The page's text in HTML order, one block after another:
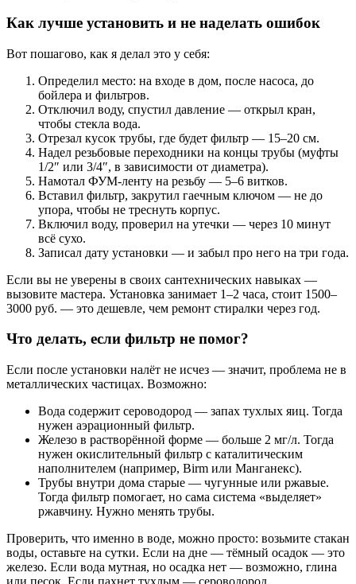
Как лучше установить и не наделать ошибок
Вот пошагово, как я делал это у себя:
Определил место: на входе в дом, после насоса, до
бойлера и фильтров.
Отключил воду, спустил давление — открыл кран,
чтобы стекла вода.
Отрезал кусок трубы, где будет фильтр — 15–20 см.
Надел резьбовые переходники на концы трубы (муфты
1/2″ или 3/4″, в зависимости от диаметра).
Намотал ФУМ-ленту на резьбу — 5–6 витков.
Вставил фильтр, закрутил гаечным ключом — не до
упора, чтобы не треснуть корпус.
Включил воду, проверил на утечки — через 10 минут
всё сухо.
Записал дату установки — и забыл про него на три года.
Если вы не уверены в своих сантехнических навыках —
вызовите мастера. Установка занимает 1–2 часа, стоит 1500–
3000 руб. — это дешевле, чем ремонт стиралки через год.
Что делать, если фильтр не помог?
Если после установки налёт не исчез — значит, проблема не в
металлических частицах. Возможно:
Вода содержит сероводород — запах тухлых яиц. Тогда
нужен аэрационный фильтр.
Железо в растворённой форме — больше 2 мг/л. Тогда
нужен окислительный фильтр с каталитическим
наполнителем (например, Birm или Манганекс).
Трубы внутри дома старые — чугунные или ржавые.
Тогда фильтр помогает, но сама система «выделяет»
ржавчину. Нужно менять трубы.
Проверить, что именно в воде, можно просто: возьмите стакан
воды, оставьте на сутки. Если на дне — тёмный осадок — это
железо. Если вода мутная, но осадка нет — возможно, глина